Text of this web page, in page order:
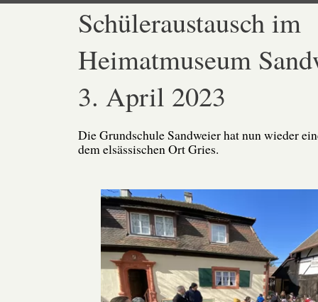
Schüleraustausch im
Heimatmuseum
3. April 2023
Die Grundschule Sandweier hat nun wieder
dem elsässischen Ort Gries.